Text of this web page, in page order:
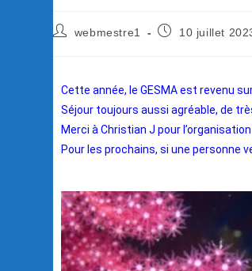
webmestre1 10 juillet
Cette année, le GESMA est revenu
Séjour toujours aussi agréable, de
Merci à Christian J pour
Pour les prochains, si une personne